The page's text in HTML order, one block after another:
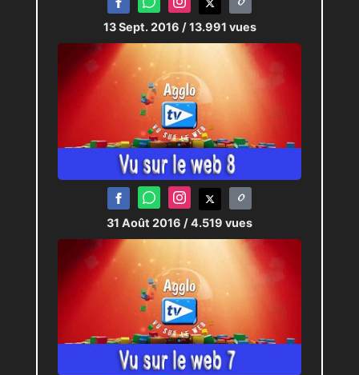
13 Sept. 2016 / 13.991 vues
31 Août 2016 / 4.519 vues